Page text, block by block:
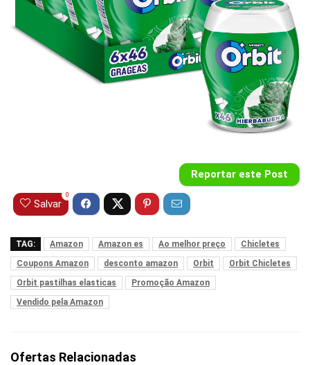
Reportar este Post
Salvar
0
TAG: Amazon Amazon es Ao melhor preço
Chicletes
Coupons Amazon
desconto amazon Orbit
Orbit Chicletes
Orbit pastilhas elasticas
Promoção Amazon
Vendido pela Amazon
Ofertas Relacionadas